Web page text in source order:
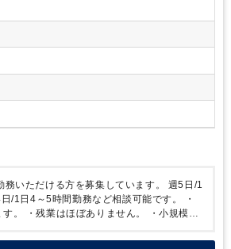
務いただける方を募集しています。
週5日/1
/1日4～5時間勤務など相談可能です。
・
。
・残業はほぼありません。
・小規模な
送金などで英語を目にする機会はあります